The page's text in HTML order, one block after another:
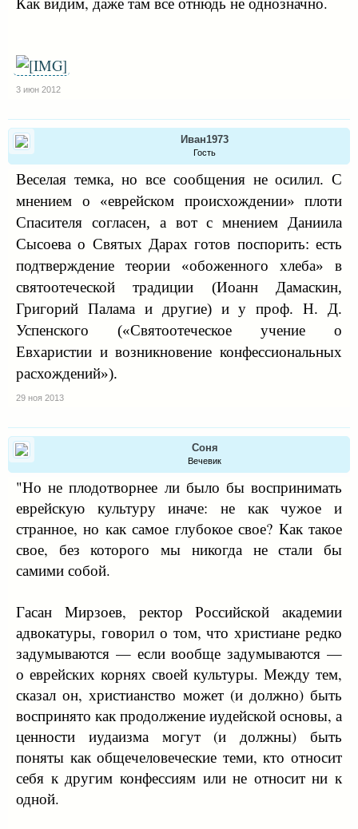
3 июн 2012
Иван1973
Гость
Веселая темка, но все сообщения не осилил. С
мнением о «еврейском происхождении» плоти
Спасителя согласен, а вот с мнением Даниила
Сысоева о Святых Дарах готов поспорить: есть
подтверждение теории «обоженного хлеба» в
святоотеческой традиции (Иоанн Дамаскин,
Григорий Палама и другие) и у проф. Н. Д.
Успенского («Святоотеческое учение о
Евхаристии и возникновение конфессиональных
расхождений»).
29 ноя 2013
Соня
Вечевик
"Но не плодотворнее ли было бы воспринимать
еврейскую культуру иначе: не как чужое и
странное, но как самое глубокое свое? Как такое
свое, без которого мы никогда не стали бы
самими собой.
Гасан Мирзоев, ректор Российской академии
адвокатуры, говорил о том, что христиане редко
задумываются — если вообще задумываются —
о еврейских корнях своей культуры. Между тем,
сказал он, христианство может (и должно) быть
воспринято как продолжение иудейской основы, а
ценности иудаизма могут (и должны) быть
поняты как общечеловеческие теми, кто относит
себя к другим конфессиям или не относит ни к
одной.